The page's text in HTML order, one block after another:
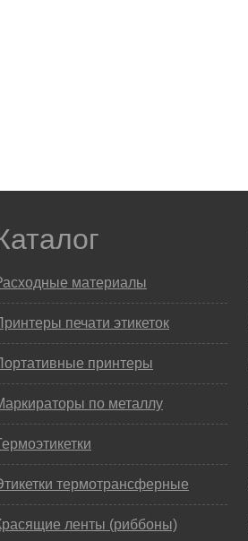
материалы
печати этикеток
принтеры
по металлу
термотрансферные
ленты (риббоны)